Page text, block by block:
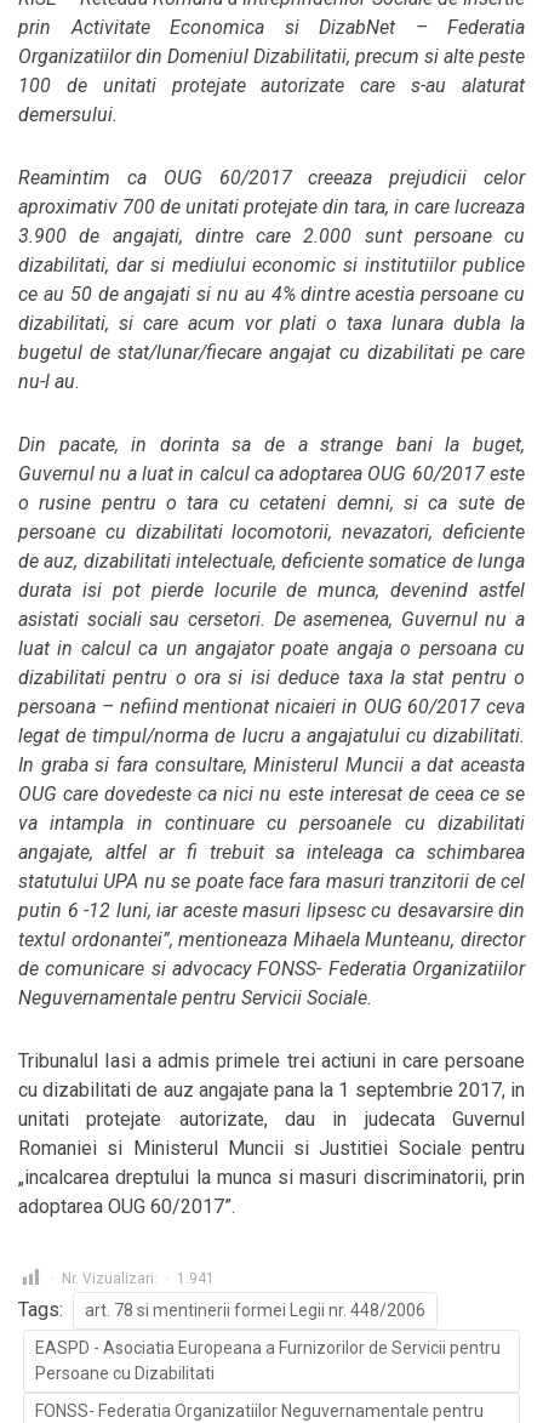
prin Activitate Economica si DizabNet – Federatia
Organizatiilor din Domeniul Dizabilitatii, precum si alte peste
100 de unitati protejate autorizate care s-au alaturat
demersului.
Reamintim ca OUG 60/2017 creeaza prejudicii celor
aproximativ 700 de unitati protejate din tara, in care lucreaza
3.900 de angajati, dintre care 2.000 sunt persoane cu
dizabilitati, dar si mediului economic si institutiilor publice
ce au 50 de angajati si nu au 4% dintre acestia persoane cu
dizabilitati, si care acum vor plati o taxa lunara dubla la
bugetul de stat/lunar/fiecare angajat cu dizabilitati pe care
nu-l au.
Din pacate, in dorinta sa de a strange bani la buget,
Guvernul nu a luat in calcul ca adoptarea OUG 60/2017 este
o rusine pentru o tara cu cetateni demni, si ca sute de
persoane cu dizabilitati locomotorii, nevazatori, deficiente
de auz, dizabilitati intelectuale, deficiente somatice de lunga
durata isi pot pierde locurile de munca, devenind astfel
asistati sociali sau cersetori. De asemenea, Guvernul nu a
luat in calcul ca un angajator poate angaja o persoana cu
dizabilitati pentru o ora si isi deduce taxa la stat pentru o
persoana – nefiind mentionat nicaieri in OUG 60/2017 ceva
legat de timpul/norma de lucru a angajatului cu dizabilitati.
In graba si fara consultare, Ministerul Muncii a dat aceasta
OUG care dovedeste ca nici nu este interesat de ceea ce se
va intampla in continuare cu persoanele cu dizabilitati
angajate, altfel ar fi trebuit sa inteleaga ca schimbarea
statutului UPA nu se poate face fara masuri tranzitorii de cel
putin 6 -12 luni, iar aceste masuri lipsesc cu desavarsire din
textul ordonantei”, mentioneaza Mihaela Munteanu, director
de comunicare si advocacy FONSS- Federatia Organizatiilor
Neguvernamentale pentru Servicii Sociale.
Tribunalul Iasi a admis primele trei actiuni in care persoane
cu dizabilitati de auz angajate pana la 1 septembrie 2017, in
unitati protejate autorizate, dau in judecata Guvernul
Romaniei si Ministerul Muncii si Justitiei Sociale pentru
„incalcarea dreptului la munca si masuri discriminatorii, prin
adoptarea OUG 60/2017”.
Nr. Vizualizari: 1.941
Tags:
art. 78 si mentinerii formei Legii nr. 448/2006
EASPD - Asociatia Europeana a Furnizorilor de Servicii pentru
Persoane cu Dizabilitati
FONSS- Federatia Organizatiilor Neguvernamentale pentru